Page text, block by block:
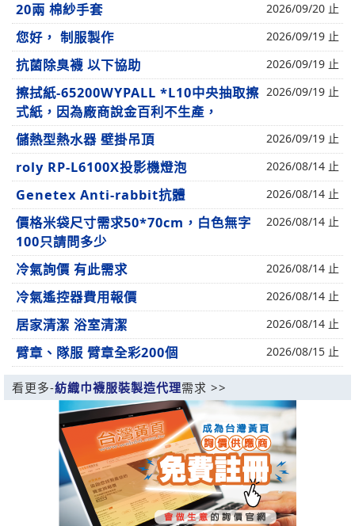
20兩 棉紗手套 2026/09/20 止
您好， 制服製作 2026/09/19 止
抗菌除臭襪 以下協助 2026/09/19 止
擦拭紙-65200WYPALL *L10中央抽取擦
式紙，因為廠商說金百利不生產，
2026/09/19 止
儲熱型熱水器 壁掛吊頂 2026/09/19 止
roly RP-L6100X投影機燈泡 2026/08/14 止
Genetex Anti-rabbit抗體 2026/08/14 止
價格米袋尺寸需求50*70cm，白色無字
100只請問多少
2026/08/14 止
冷氣詢價 有此需求 2026/08/14 止
冷氣遙控器費用報價 2026/08/14 止
居家清潔 浴室清潔 2026/08/14 止
臂章、隊服 臂章全彩200個 2026/08/15 止
看更多-紡織巾襪服裝製造代理需求 >>